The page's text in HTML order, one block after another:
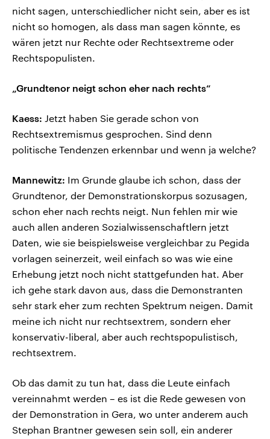
nicht sagen, unterschiedlicher nicht sein, aber es ist
nicht so homogen, als dass man sagen könnte, es
wären jetzt nur Rechte oder Rechtsextreme oder
Rechtspopulisten.
„Grundtenor neigt schon eher nach rechts“
Kaess: Jetzt haben Sie gerade schon von
Rechtsextremismus gesprochen. Sind denn
politische Tendenzen erkennbar und wenn ja welche?
Mannewitz: Im Grunde glaube ich schon, dass der
Grundtenor, der Demonstrationskorpus sozusagen,
schon eher nach rechts neigt. Nun fehlen mir wie
auch allen anderen Sozialwissenschaftlern jetzt
Daten, wie sie beispielsweise vergleichbar zu Pegida
vorlagen seinerzeit, weil einfach so was wie eine
Erhebung jetzt noch nicht stattgefunden hat. Aber
ich gehe stark davon aus, dass die Demonstranten
sehr stark eher zum rechten Spektrum neigen. Damit
meine ich nicht nur rechtsextrem, sondern eher
konservativ-liberal, aber auch rechtspopulistisch,
rechtsextrem.
Ob das damit zu tun hat, dass die Leute einfach
vereinnahmt werden – es ist die Rede gewesen von
der Demonstration in Gera, wo unter anderem auch
Stephan Brantner gewesen sein soll, ein anderer